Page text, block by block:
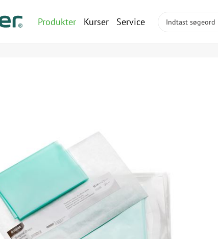
Produkter Kurser Service